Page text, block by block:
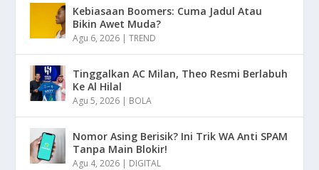
Kebiasaan Boomers: Cuma Jadul Atau
Bikin Awet Muda?
Agu 6, 2026 |TREND
Tinggalkan AC Milan, Theo Resmi Berlabuh
Ke Al Hilal
Agu 5, 2026 | BOLA
Nomor Asing Berisik? Ini Trik WA Anti SPAM
Tanpa Main Blokir!
Agu 4, 2026 | DIGITAL